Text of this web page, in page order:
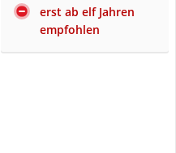
erst ab elf Jahren
empfohlen